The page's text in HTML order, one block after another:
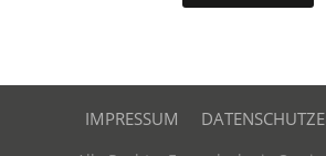
IMPRESSUM